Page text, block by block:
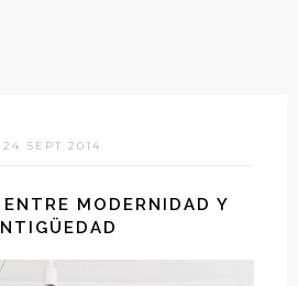
24 SEPT 2014
MODERNIDAD Y